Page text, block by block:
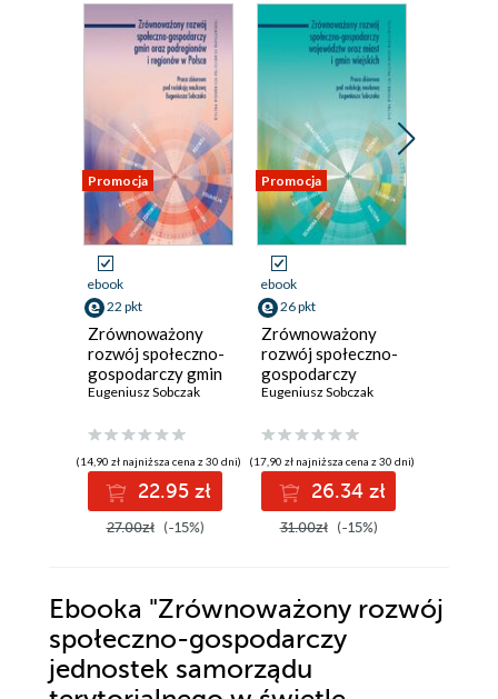
Promocja
ebook
22 pkt
Zrównoważony
rozwój społeczno-
gospodarczy gmin
oraz podregionów
Polsce
Eugeniusz Sobczak
(14,90 zł najniższa cena z 30 dni)
22.95 zł
27.00zł (-15%)
Promocja
ebook
26 pkt
Zrównoważony
rozwój społeczno-
gospodarczy
województw oraz
wiejskich
Eugeniusz Sobczak
(17,90 zł najniższa cena z 30 dni)
26.34 zł
31.00zł (-15%)
Ebooka "Zrównoważony rozwój
społeczno-gospodarczy
jednostek samorządu